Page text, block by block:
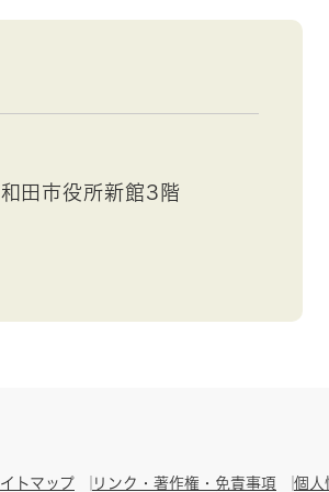
田市役所新館3階
トマップ リンク・著作権・免責事項 個人